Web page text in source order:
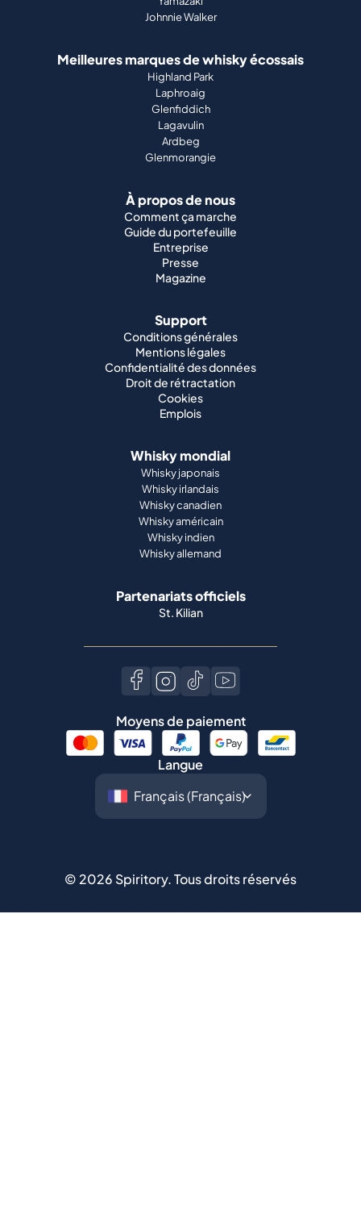
Johnnie Walker
Meilleures marques de whisky écossais
Highland Park
Laphroaig
Glenfiddich
Lagavulin
Ardbeg
Glenmorangie
À propos de nous
Comment ça marche
Guide du portefeuille
Entreprise
Presse
Magazine
Support
Conditions générales
Mentions légales
Confidentialité des données
Droit de rétractation
Cookies
Emplois
Whisky mondial
Whisky japonais
Whisky irlandais
Whisky canadien
Whisky américain
Whisky indien
Whisky allemand
Partenariats officiels
St. Kilian
Moyens de paiement
Langue
© 2026 Spiritory.Tous droits réservés